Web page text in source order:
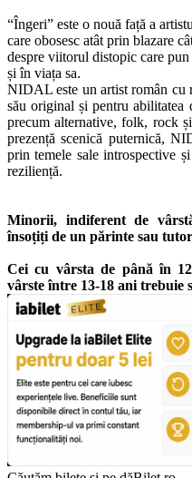
“Îngeri” este o nouă față a
care obosesc atât prin blazare
despre viitorul distopic care
și în viața sa.
NIDAL este un artist român cu
său original și pentru abilitatea
precum alternative, folk, rock
prezență scenică puternică,
prin temele sale introspective
reziliență.
Minorii, indiferent de
însoțiți de un părinte sau
Cei cu vârsta de până în
vârste între 13-18 ani trebuie